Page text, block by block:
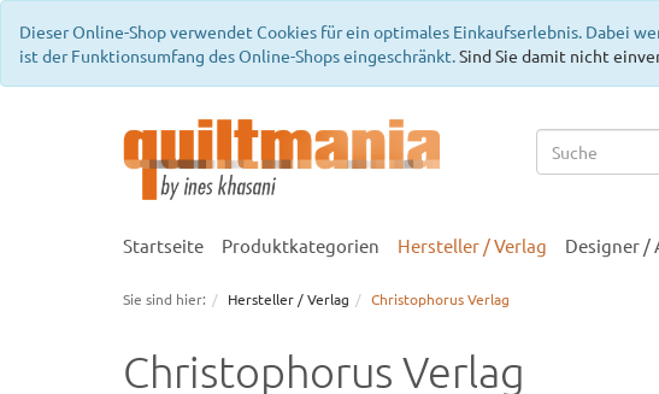
Dieser Online-Shop verwendet Cookies für ein optimales Einkaufserlebnis. Dabei
ist der Funktionsumfang des Online-Shops eingeschränkt.Sind Sie damit nicht
Startseite Produktkategorien Hersteller / Verlag Designer /
Sie sind hier: Hersteller / Verlag Christophorus Verlag
Christophorus Verlag